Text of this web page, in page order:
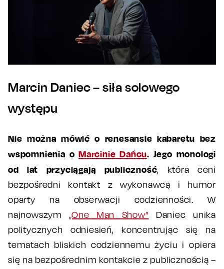
Marcin Daniec – siła solowego
występu
Nie można mówić o renesansie kabaretu bez
wspomnienia oMarcinie Dańcu. Jego monologi
od lat przyciągają publiczność, która ceni
bezpośredni kontakt z wykonawcą i humor
oparty na obserwacji codzienności. W
najnowszym„One Man Show” Daniec unika
politycznych odniesień, koncentrując się na
tematach bliskich codziennemu życiu i opiera
się na bezpośrednim kontakcie z publicznością –